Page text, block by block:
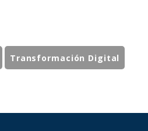
Transformación Digital